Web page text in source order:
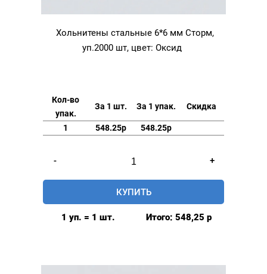
Хольнитены стальные 6*6 мм Сторм,
уп.2000 шт, цвет: Оксид
Кол-во
упак.
За 1 шт. За 1 упак. Скидка
1 548.25р 548.25р
-
Хольнитены
стальные
+
КУПИТЬ
1 уп. = 1 шт. Итого: 548,25 р